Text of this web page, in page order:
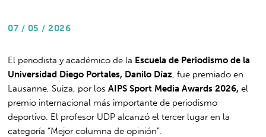
07 / 05 / 2026
El periodista y académico de la Escuela de Periodismo de la
Universidad Diego Portales, Danilo Díaz , fue premiado en
Lausanne, Suiza, por losAIPS Sport Media Awards 2026,el
premio internacional más importante de periodismo
deportivo. El profesor UDP alcanzó el tercer lugar en la
categoría “Mejor columna de opinión”.